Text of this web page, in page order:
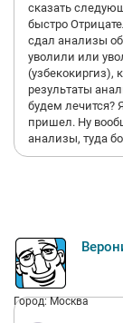
сказать
быстро
сдал анализы
уволили или
(узбекокиргиз),
результаты
будем лечится?
пришел. Ну
анализы, туда
Город: Москва